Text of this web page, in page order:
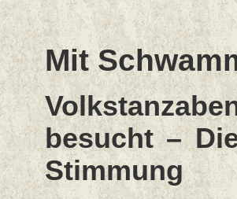
Mit
besucht –
Stimmung